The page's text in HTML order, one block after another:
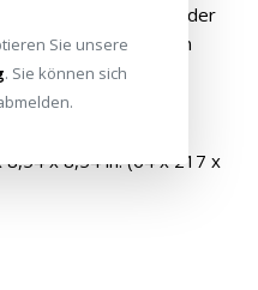
zur Optimierung der
eines einzelnen
x 8,54 in. (64 x 217 x
Sie unsere
. Sie können sich